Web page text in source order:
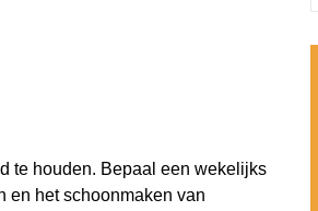
te houden. Bepaal een wekelijks
en het schoonmaken van